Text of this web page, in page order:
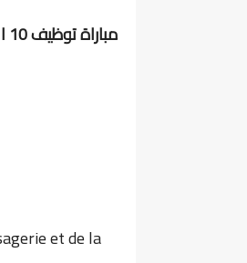
مباراة توظيف 10 اعوان شباك ببريد المغرب 2025
et de la